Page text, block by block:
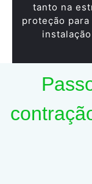
tanto na
proteção